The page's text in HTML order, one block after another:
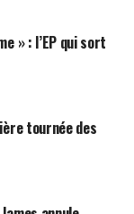
» : l’EP qui sort
tournée des